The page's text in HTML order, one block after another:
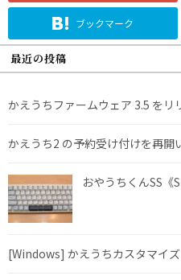
ブックマーク
最近の投稿
かえうちファームウェア 3.5 をリ
かえうち2 の予約受け付けを再開
おやうちくんSS《
[Windows] かえうちカスタマイ